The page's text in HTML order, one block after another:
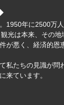
1950年に2500万
は本来、その
悪く、経済的
私たちの見識が問
来ています。